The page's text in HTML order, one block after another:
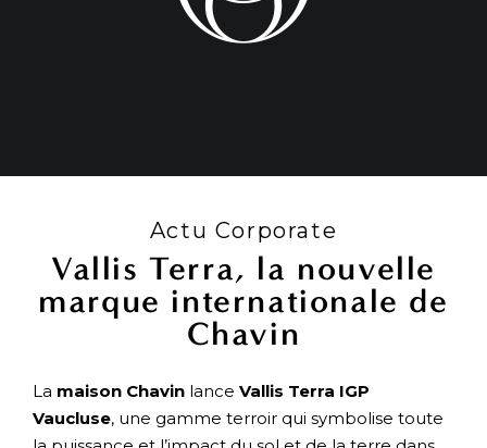
Actu Corporate
Vallis Terra, la nouvelle
marque internationale de
Chavin
La maison Chavin lance Vallis Terra IGP
Vaucluse, une gamme terroir qui symbolise toute